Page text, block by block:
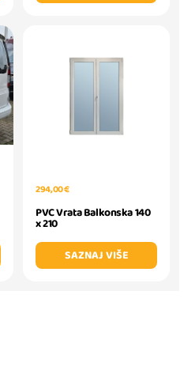
294,00 €
PVC Vrata Balkonska 140
x 210
SAZNAJ VIŠE